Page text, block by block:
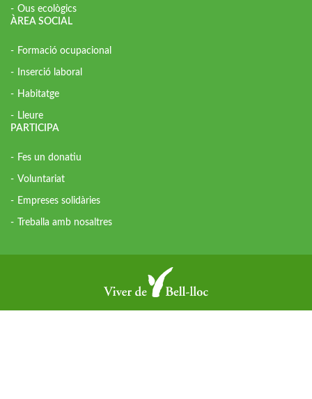
Ous ecològics
ÀREA SOCIAL
Formació ocupacional
Inserció laboral
Habitatge
Lleure
PARTICIPA
Fes un donatiu
Voluntariat
Empreses solidàries
Treballa amb nosaltres